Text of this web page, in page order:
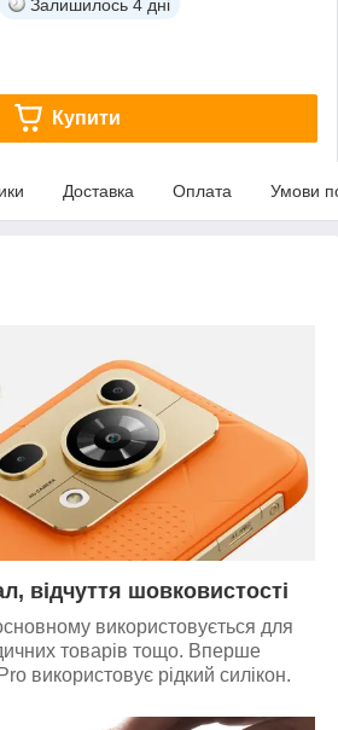
Залишилось 4 дні
Купити
Доставка Оплата Умови
відчуття шовковистості
використовується для
товарів тощо. Вперше
використовує рідкий силікон.